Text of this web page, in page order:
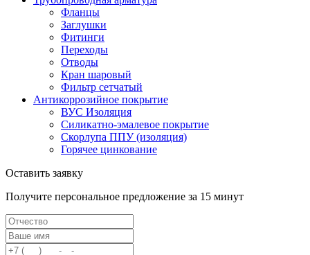
Фланцы
Заглушки
Фитинги
Переходы
Отводы
Кран шаровый
Фильтр сетчатый
Антикоррозийное покрытие
ВУС Изоляция
Силикатно-эмалевое покрытие
Скорлупа ППУ (изоляция)
Горячее цинкование
Оставить заявку
Получите персональное предложение за 15 минут